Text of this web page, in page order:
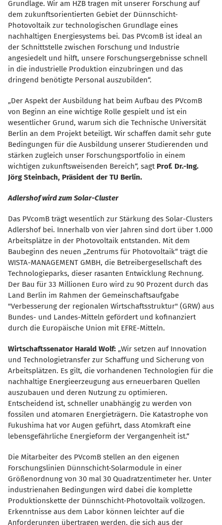
Grundlage. Wir am HZB tragen mit unserer Forschung auf
dem zukunftsorientierten Gebiet der Dünnschicht-
Photovoltaik zur technologischen Grundlage eines
nachhaltigen Energiesystems bei. Das PVcomB ist ideal an
der Schnittstelle zwischen Forschung und Industrie
angesiedelt und hilft, unsere Forschungsergebnisse schnell
in die industrielle Produktion einzubringen und das
dringend benötigte Personal auszubilden“.
Der Aspekt der Ausbildung hat beim Aufbau des PVcomB
von Beginn an eine wichtige Rolle gespielt und ist ein
wesentlicher Grund, warum sich die Technische Universität
Berlin an dem Projekt beteiligt. Wir schaffen damit sehr gute
Bedingungen für die Ausbildung unserer Studierenden und
stärken zugleich unser Forschungsportfolio in einem
wichtigen zukunftsweisenden Bereich“, sagt Prof. Dr.-Ing.
Jörg Steinbach, Präsident der TU Berlin.
Adlershof wird zum Solar-Cluster
Das PVcomB trägt wesentlich zur Stärkung des Solar-Clusters
Adlershof bei. Innerhalb von vier Jahren sind dort über 1.000
Arbeitsplätze in der Photovoltaik entstanden. Mit dem
Baubeginn des neuen „Zentrums für Photovoltaik“ trägt die
WISTA-MANAGEMENT GMBH, die Betreibergesellschaft des
Technologieparks, dieser rasanten Entwicklung Rechnung.
Der Bau für 33 Millionen Euro wird zu 90 Prozent durch das
Land Berlin im Rahmen der Gemeinschaftsaufgabe
"Verbesserung der regionalen Wirtschaftsstruktur" (GRW) aus
Bundes- und Landes-Mitteln gefördert und kofinanziert
durch die Europäische Union mit EFRE-Mitteln.
Wirtschaftssenator Harald Wolf: Wir setzen auf Innovation
und Technologietransfer zur Schaffung und Sicherung von
Arbeitsplätzen. Es gilt, die vorhandenen Technologien für die
nachhaltige Energieerzeugung aus erneuerbaren Quellen
auszubauen und deren Nutzung zu optimieren.
Entscheidend ist, schneller unabhängig zu werden von
fossilen und atomaren Energieträgern. Die Katastrophe von
Fukushima hat vor Augen geführt, dass Atomkraft eine
lebensgefährliche Energieform der Vergangenheit ist.“
Die Mitarbeiter des PVcomB stellen an den eigenen
Forschungslinien Dünnschicht-Solarmodule in einer
Größenordnung von 30 mal 30 Quadratzentimeter her. Unter
industrienahen Bedingungen wird dabei die komplette
Produktionskette der Dünnschicht-Photovoltaik vollzogen.
Erkenntnisse aus dem Labor können leichter auf die
Anforderungen übertragen werden, die sich aus der